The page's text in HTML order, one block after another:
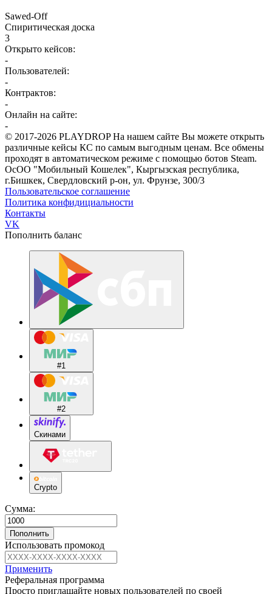
Sawed-Off
Спиритическая доска
3
Открыто кейсов:
-
Пользователей:
-
Контрактов:
-
Онлайн на сайте:
-
© 2017-2026 PLAYDROPНа нашем сайте Вы можете открыть
различные кейсы КС по самым выгодным ценам. Все обмены
проходят в автоматическом режиме с помощью ботов Steam.
ОсОО "Мобильный Кошелек", Кыргызская республика,
г.Бишкек, Свердловский р-он, ул. Фрунзе, 300/3
Пользовательское соглашение
Политика конфидициальности
Контакты
VK
Пополнить баланс
#1
#2
Скинами
Crypto
Сумма:
Пополнить
Использовать промокод
Применить
Реферальная программа
Просто приглашайте новых пользователей по своей